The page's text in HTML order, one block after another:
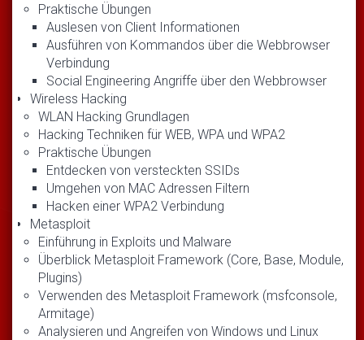
Praktische Übungen
Auslesen von Client Informationen
Ausführen von Kommandos über die Webbrowser
Verbindung
Social Engineering Angriffe über den Webbrowser
Wireless Hacking
WLAN Hacking Grundlagen
Hacking Techniken für WEB, WPA und WPA2
Praktische Übungen
Entdecken von versteckten SSIDs
Umgehen von MAC Adressen Filtern
Hacken einer WPA2 Verbindung
Metasploit
Einführung in Exploits und Malware
Überblick Metasploit Framework (Core, Base, Module,
Plugins)
Verwenden des Metasploit Framework (msfconsole,
Armitage)
Analysieren und Angreifen von Windows und Linux